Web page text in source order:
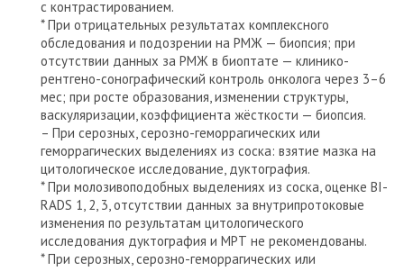
с контрастированием.
* При отрицательных результатах комплексного
обследования и подозрении на РМЖ — биопсия; при
отсутствии данных за РМЖ в биоптате — клинико-
рентгено-сонографический контроль онколога через 3–6
мес; при росте образования, изменении структуры,
васкуляризации, коэффициента жёсткости — биопсия.
– При серозных, серозно-геморрагических или
геморрагических выделениях из соска: взятие мазка на
цитологическое исследование, дуктография.
* При молозивоподобных выделениях из соска, оценке BI-
RADS 1, 2, 3, отсутствии данных за внутрипротоковые
изменения по результатам цитологического
исследования дуктография и МРТ не рекомендованы.
* При серозных, серозно-геморрагических или